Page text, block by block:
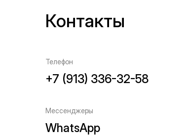
Контакты
Телефон
+7 (913) 336-32-58
Мессенджеры
WhatsApp